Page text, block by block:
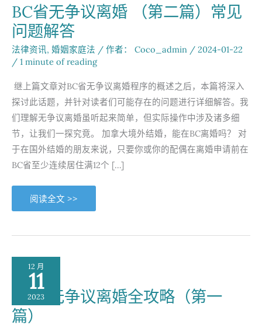
BC省无争议离婚 （第二篇）常见
问题解答
法律资讯, 婚姻家庭法 / 作者： Coco_admin / 2024-01-22
/ 1 minute of reading
继上篇文章对BC省无争议离婚程序的概述之后，本篇将深入
探讨此话题，并针对读者们可能存在的问题进行详细解答。我
们理解无争议离婚虽听起来简单，但实际操作中涉及诸多细
节，让我们一探究竟。 加拿大境外结婚，能在BC离婚吗？ 对
于在国外结婚的朋友来说，只要你或你的配偶在离婚申请前在
BC省至少连续居住满12个 […]
BC
省
无
离
（第
二
篇）
常
见
问
题
解
答
阅读全文 >>
12 月
11
2023
BC省无争议离婚全攻略（第一
篇）